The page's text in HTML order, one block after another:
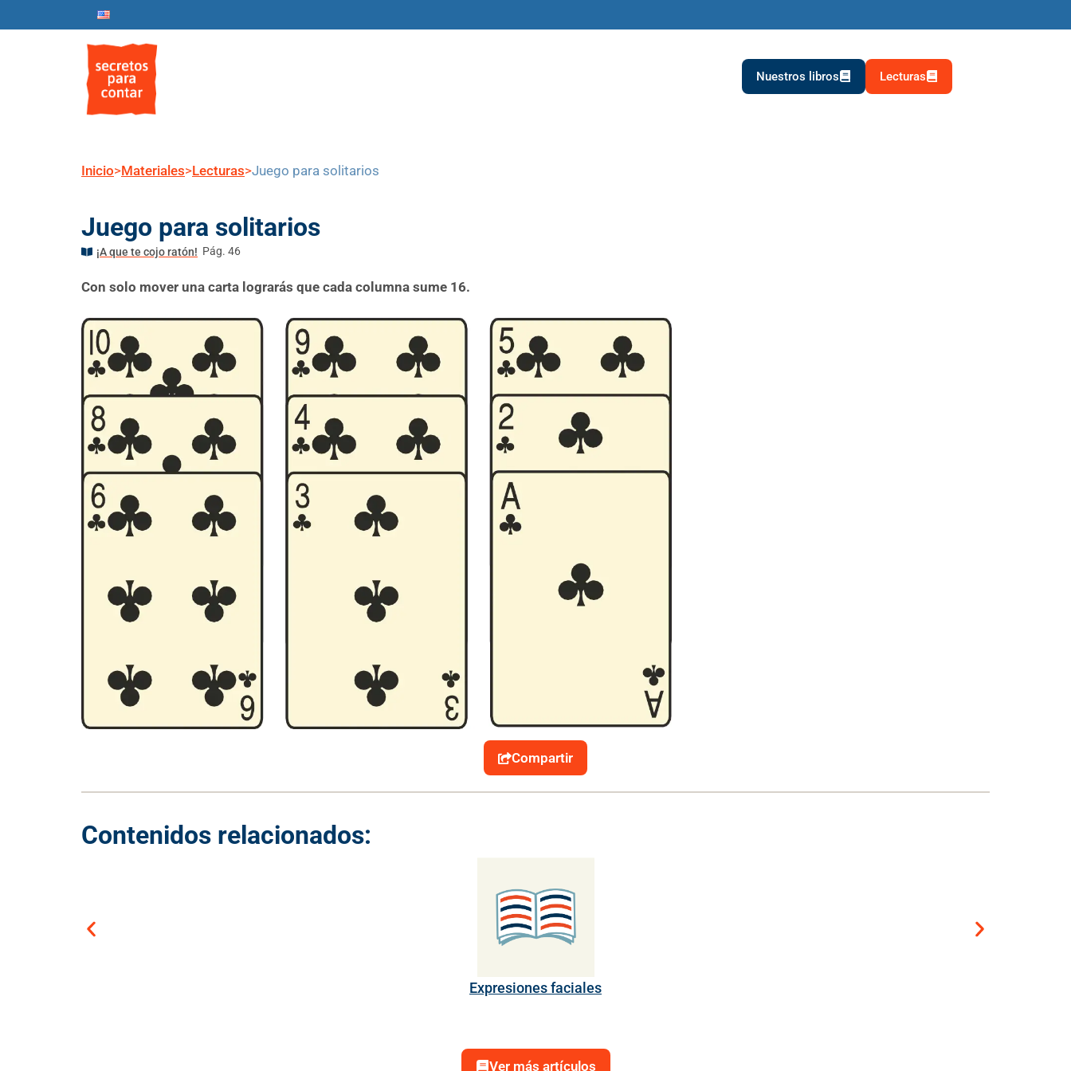
Nuestros libros Lecturas
Inicio>Materiales>Lecturas>Juego para solitarios
Juego para solitarios
¡A que te cojo ratón! Pág. 46
Con solo mover una carta lograrás que cada columna sume 16.
Compartir
Contenidos relacionados:
Expresiones faciales
Ver más artículos